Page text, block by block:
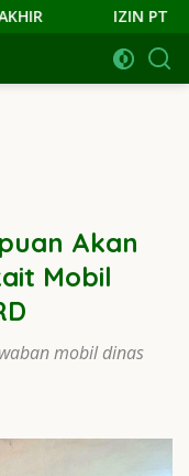
IZIN PT PLS DICABUT!
Akan
Mobil
mobil dinas